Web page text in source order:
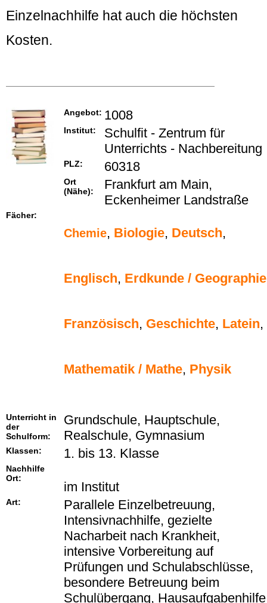
Einzelnachhilfe hat auch die höchsten
Kosten.
Angebot: 1008
Institut:
Schulfit - Zentrum für
Unterrichts - Nachbereitung
PLZ: 60318
Ort
(Nähe):
Frankfurt am Main,
Eckenheimer Landstraße
Fächer:
Chemie, Biologie, Deutsch,
Englisch, Erdkunde / Geographie
Französisch, Geschichte, Latein,
Mathematik / Mathe, Physik
Unterricht in
der
Schulform:
Grundschule, Hauptschule,
Realschule, Gymnasium
Klassen: 1. bis 13. Klasse
Nachhilfe
Ort:
im Institut
Art:
Parallele Einzelbetreuung,
Intensivnachhilfe, gezielte
Nacharbeit nach Krankheit,
intensive Vorbereitung auf
Prüfungen und Schulabschlüsse,
besondere Betreuung beim
Schulübergang,